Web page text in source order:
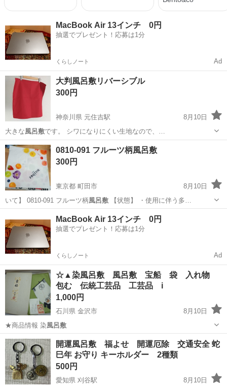
MacBook Air 13インチ 0円
抽選でプレゼント！応募は1分
くらしノート Ad
大判風呂敷リバーシブル
300円
神奈川県 元住吉駅
8月10日
大きな風呂敷です。 シワになりにくい生地なので、…
神奈川 川崎市 その他 風呂敷
0810-091 フルーツ柄風呂敷
300円
東京都 町田市
8月10日
いて】 0810-091 フルーツ柄風呂敷 【状態】 ・使用に伴う多…
MacBook Air 13インチ 0円
抽選でプレゼント！応募は1分
くらしノート Ad
☆▲染風呂敷 風呂敷 宝船 袋 入れ物
包む 伝統工芸品 工芸品 i
1,000円
石川県 金沢市
8月10日
★商品情報 染風呂敷
石川 金沢市 小物 風呂敷
開運風呂敷 福よせ 開運厄除 交通安全 蛇
巳年 お守り キーホルダー 2種類
500円
愛知県 刈谷駅
8月10日